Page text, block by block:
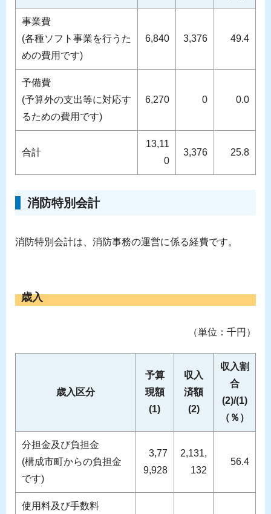
事業費
(各種ソフト事業を行うた
めの費用です)
6,840 3,376 49.4
予備費
(予算外の支出等に対応す
るための費用です)
6,270 0 0.0
合計
13,11
0
3,376 25.8
消防特別会計
消防特別会計は、消防事務の運営に係る経費です。
歳入
（単位：千円）
歳入区分
予算
現額
(1)
収入
済額
(2)
収入割
合
(2)/(1)
（％）
分担金及び負担金
(構成市町からの負担金
です)
3,77
9,928
2,131,
132
56.4
使用料及び手数料